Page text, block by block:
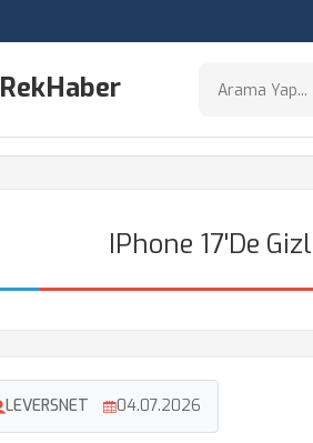
RekHaber
IPhone 17'de
LEVERSNET 04.07.2026